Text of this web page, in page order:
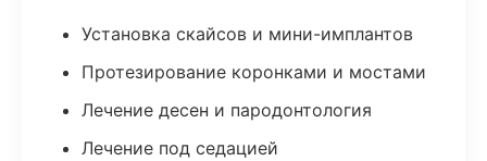
Установка скайсов и мини-имплантов
Протезирование коронками и мостами
Лечение десен и пародонтология
Лечение под седацией